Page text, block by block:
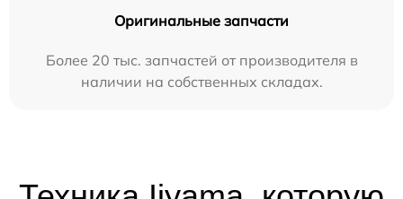
Оригинальные запчасти
Более 20 тыс. запчастей от производителя в
наличии на собственных складах.